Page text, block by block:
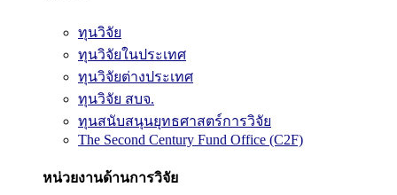
ทุนวิจัย
ทุนวิจัยในประเทศ
ทุนวิจัยต่างประเทศ
ทุนวิจัย สบจ.
ทุนสนับสนุนยุทธศาสตร์การวิจัย
The Second Century Fund Office (C2F)
หน่วยงานด้านการวิจัย